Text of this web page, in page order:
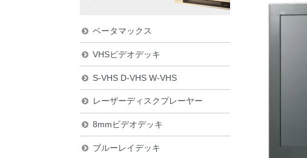
ベータマックス
VHSビデオデッキ
S-VHS D-VHS W-VHS
レーザーディスクプレーヤー
8mmビデオデッキ
ブルーレイデッキ